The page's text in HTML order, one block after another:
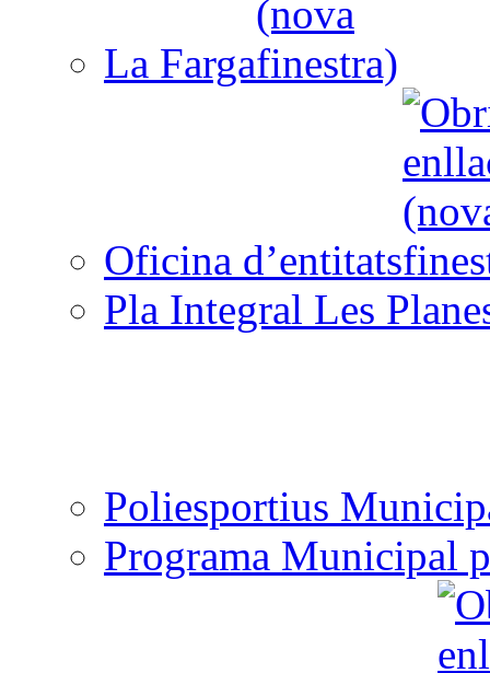
La Farga
Oficina d’entitats
Pla Integral Les
Poliesportius
Programa Municipal